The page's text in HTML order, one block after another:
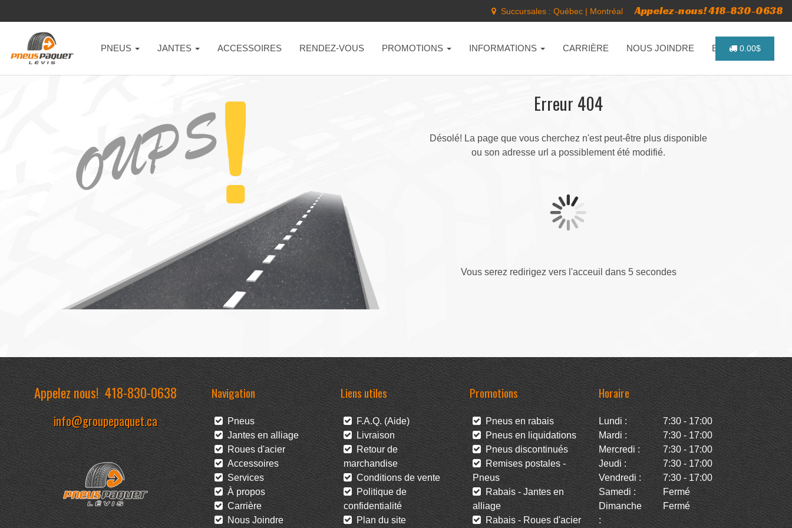
Succursales : Québec | Montréal Appelez-nous! 418-830-0638
PNEUS JANTES ACCESSOIRES RENDEZ-VOUS PROMOTIONS INFORMATIONS CARRIÈRE NOUS JOINDRE ENGLISH
0.00$
Erreur 404
Désolé! La page que vous cherchez n'est peut-être plus disponible
ou son adresse url a possiblement été modifié.
Vous serez redirigez vers l'acceuil dans 5 secondes
Appelez nous!418-830-0638
info@groupepaquet.ca
Navigation
Pneus
Jantes en alliage
Roues d'acier
Accessoires
Services
À propos
Carrière
Nous Joindre
Liens utiles
F.A.Q. (Aide)
Livraison
Retour de
marchandise
Conditions de vente
Politique de
confidentialité
Plan du site
Promotions
Pneus en rabais
Pneus en liquidations
Pneus discontinués
Remises postales -
Pneus
Rabais - Jantes en
alliage
Rabais - Roues d'acier
Horaire
Lundi :
7:30 - 17:00
Mardi :
7:30 - 17:00
Mercredi :
7:30 - 17:00
Jeudi :
7:30 - 17:00
Vendredi :
7:30 - 17:00
Samedi :
Fermé
Dimanche
:
Fermé